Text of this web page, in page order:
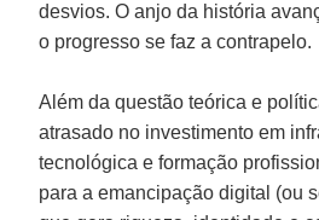
desvios. O anjo da história
o progresso se faz a contrapelo.
Além da questão teórica e
atrasado no investimento em
tecnológica e formação
para a emancipação digital (ou